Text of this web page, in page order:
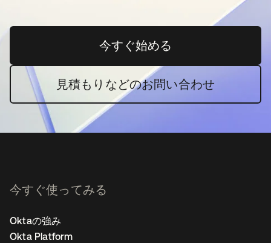
今すぐ始める新しいタブで開く
見積もりなどのお問い合わせ
今すぐ使ってみる
Oktaの強み
Okta Platform